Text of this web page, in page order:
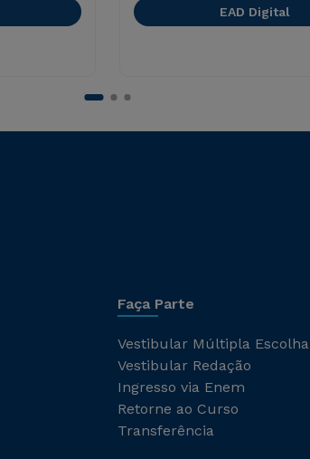
EAD Digital
Faça Parte
Vestibular Múltipla Escolha
Vestibular Redação
Ingresso via Enem
Retorne ao Curso
Transferência